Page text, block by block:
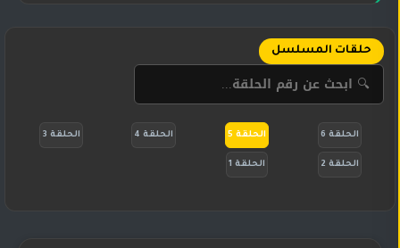
حلقات المسلسل
الحلقة 6 الحلقة 5 الحلقة 4 الحلقة 3
الحلقة 2 الحلقة 1